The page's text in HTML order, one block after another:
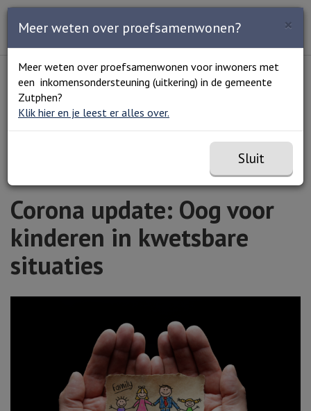
Open en sluit het
Menu
Lees voor
Uitleg woorden
Simpele tekst
Home
Corona update: Oog voor kinderen in kwetsbare
situaties
Corona update: Oog voor
kinderen in kwetsbare
situaties
×
Meer weten over proefsamenwonen?
Meer weten over proefsamenwonen voor inwoners met
een inkomensondersteuning (uitkering) in de gemeente
Zutphen?
Klik hier en je leest er alles over.
Sluit